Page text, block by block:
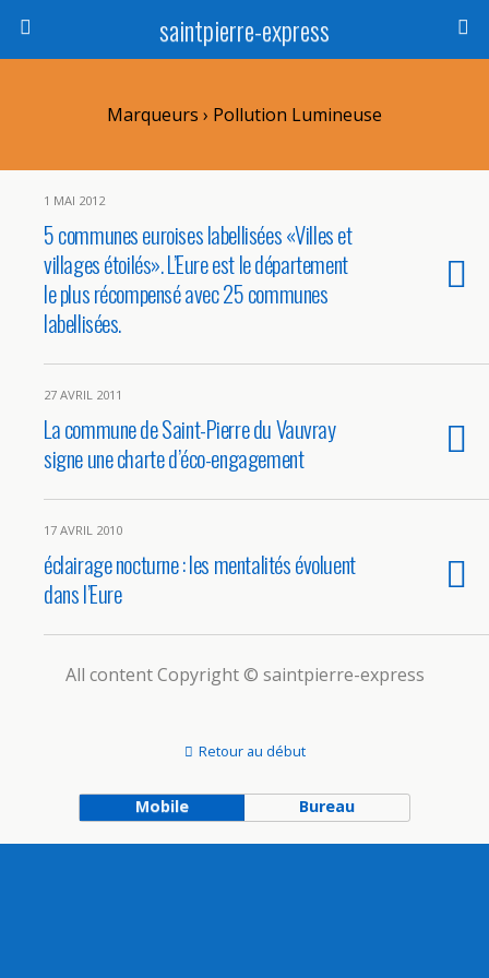
saintpierre-express
Marqueurs › Pollution Lumineuse
1 MAI 2012
5 communes euroises labellisées «Villes et
villages étoilés». L’Eure est le département
le plus récompensé avec 25 communes
labellisées.
27 AVRIL 2011
La commune de Saint-Pierre du Vauvray
signe une charte d’éco-engagement
17 AVRIL 2010
éclairage nocturne : les mentalités évoluent
dans l’Eure
All content Copyright © saintpierre-express
Retour au début
Mobile Bureau